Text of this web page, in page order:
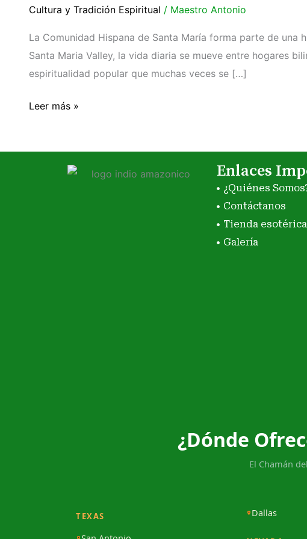
Cultura y Tradición Espiritual / Maestro Antonio
La Comunidad Hispana de Santa María forma parte de
Santa Maria Valley, la vida diaria se mueve entre hogares
espiritualidad popular que muchas veces se […]
de
María,
CA
y
Espiritualidad
Valle
Leer más »
Enlaces
¿Quiénes
Contáctanos
Tienda esotérica
Galería
¿Dónde
El Chamán
TEXAS Dallas